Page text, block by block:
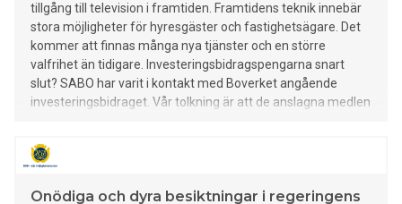
tillgång till television i framtiden. Framtidens teknik innebär
stora möjligheter för hyresgäster och fastighetsägare. Det
kommer att finnas många nya tjänster och en större
valfrihet än tidigare. Investeringsbidragspengarna snart
slut? SABO har varit i kontakt med Boverket angående
investeringsbidraget. Vår tolkning är att de anslagna medlen
Onödiga och dyra besiktningar i regeringens